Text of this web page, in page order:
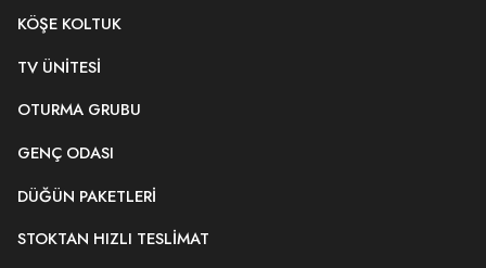
KÖŞE KOLTUK
TV ÜNITESI
OTURMA GRUBU
GENÇ ODASI
DÜĞÜN PAKETLERI
STOKTAN HIZLI TESLIMAT